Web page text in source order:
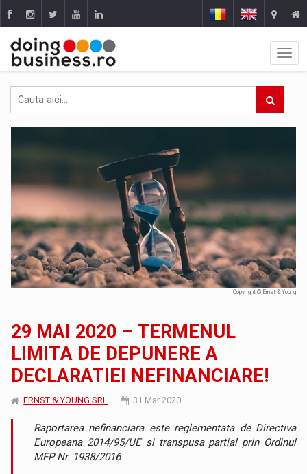
Copyright © Ernst & Young
29 MAI 2020 – TERMENUL
LIMITA DE DEPUNERE A
DECLARATIEI NEFINANCIARE!
ERNST & YOUNG SRL 31 Mar 2020
Raportarea nefinanciara este reglementata de Directiva
Europeana 2014/95/UE si transpusa partial prin Ordinul
MFP Nr. 1938/2016